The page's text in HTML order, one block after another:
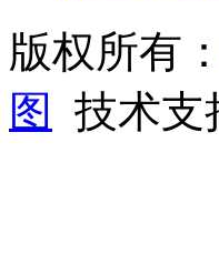
版权所有：
图
技术支